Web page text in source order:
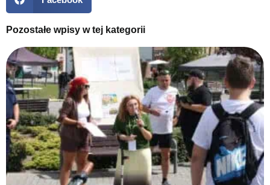
Pozostałe wpisy w tej kategorii